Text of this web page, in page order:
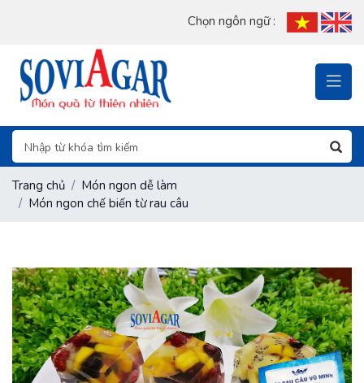
Chọn ngôn ngữ :
Trang chủ
Món ngon dễ làm
Món ngon chế biến từ rau câu